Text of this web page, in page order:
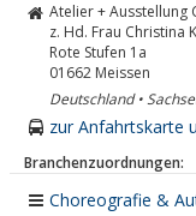
Atelier + Ausstellung
z. Hd. Frau Christina
Rote Stufen 1a
01662 Meissen
Deutschland •
zur Anfahrtskarte
Branchenzuordnungen:
Choreografie &